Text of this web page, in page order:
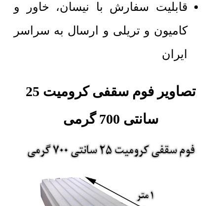
قابلیت سفارش با نیسان، خاور و
کامیون و تریلی و ارسال به سراسر
ایران
تصاویر فوم سقفی کرومیت 25
سانتی 700 گرمی